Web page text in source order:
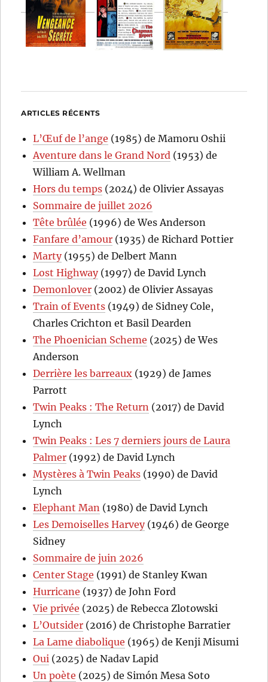
ARTICLES RÉCENTS
L’Œuf de l’ange (1985) de Mamoru Oshii
Aventure dans le Grand Nord (1953) de
William A. Wellman
Hors du temps (2024) de Olivier Assayas
Sommaire de juillet 2026
Tête brûlée (1996) de Wes Anderson
Fanfare d’amour (1935) de Richard Pottier
Marty(1955) de Delbert Mann
Lost Highway(1997) de David Lynch
Demonlover (2002) de Olivier Assayas
Train of Events (1949) de Sidney Cole,
Charles Crichton et Basil Dearden
The Phoenician Scheme (2025) de Wes
Anderson
Derrière les barreaux (1929) de James
Parrott
Twin Peaks : The Return (2017) de David
Lynch
Twin Peaks : Les 7 derniers jours de Laura
Palmer (1992) de David Lynch
Mystères à Twin Peaks (1990) de David
Lynch
Elephant Man (1980) de David Lynch
Les Demoiselles Harvey(1946) de George
Sidney
Sommaire de juin 2026
Center Stage (1991) de Stanley Kwan
Hurricane (1937) de John Ford
Vie privée (2025) de Rebecca Zlotowski
L’Outsider (2016) de Christophe Barratier
La Lame diabolique (1965) de Kenji Misumi
Oui (2025) de Nadav Lapid
Un poète (2025) de Simón Mesa Soto